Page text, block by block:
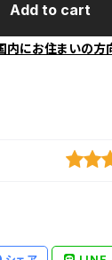
Add to cart
内にお住まいの方